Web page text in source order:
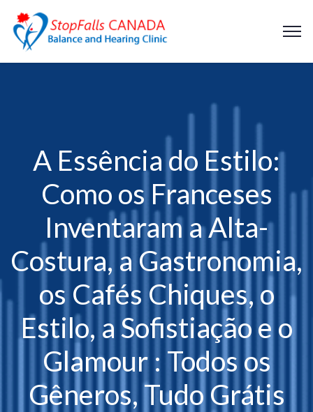
A Essência do Estilo:
Como os Franceses
Inventaram a Alta-
Costura, a Gastronomia,
os Cafés Chiques, o
Estilo, a Sofistiação e o
Glamour : Todos os
Gêneros, Tudo Grátis